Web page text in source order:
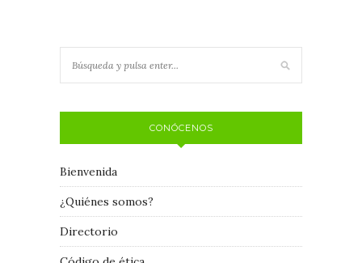
CONÓCENOS
Bienvenida
¿Quiénes somos?
Directorio